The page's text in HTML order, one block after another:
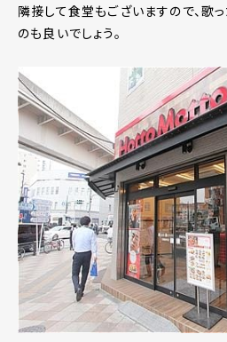
隣接して食堂もございますので、歌
のも良いでしょう。